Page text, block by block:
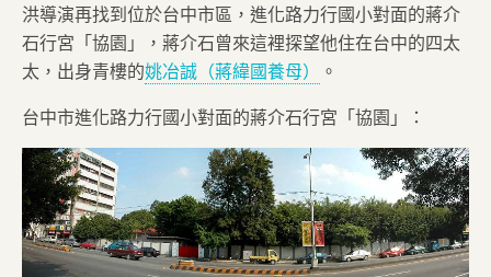
洪導演再找到位於台中市區，進化路力行國小對面的蔣介
石行宮「協園」，蔣介石曾來這裡探望他住在台中的四太
太，出身青樓的姚冶誠（蔣緯國養母）
。
台中市進化路力行國小對面的蔣介石行宮「協園」：